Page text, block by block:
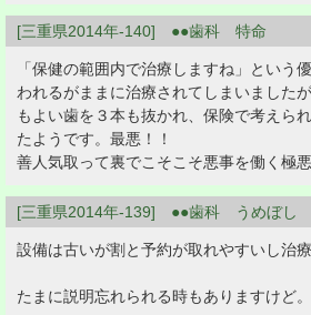
[三重県2014年-140] ●●歯科 特命
「保健の範囲内で治療しますね」という
われるがままに治療されてしまいました
もよい歯を３本も抜かれ、保険で考えら
たようです。最悪！！
善人気取って裏でこそこそ悪事を働く極
[三重県2014年-139] ●●歯科 うめぼし
設備は古いが割と予約が取れやすいし治療
たまに説明忘れられる時もありますけど。